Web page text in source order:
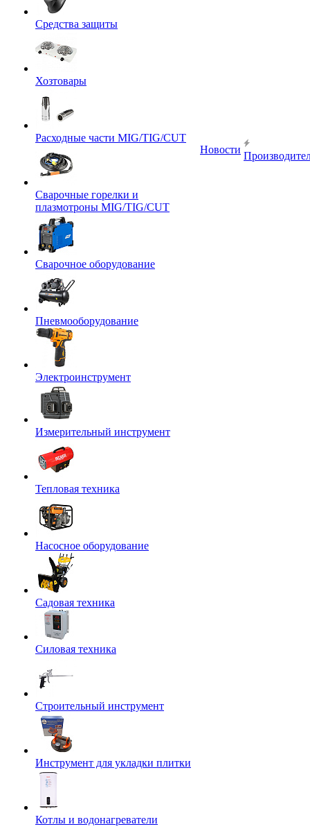
Средства защиты
Хозтовары
Расходные части MIG/TIG/CUT
Сварочные горелки и
плазмотроны MIG/TIG/CUT
Сварочное оборудование
Пневмооборудование
Электроинструмент
Измерительный инструмент
Тепловая техника
Насосное оборудование
Садовая техника
Силовая техника
Строительный инструмент
Инструмент для укладки плитки
Котлы и водонагреватели
Новости